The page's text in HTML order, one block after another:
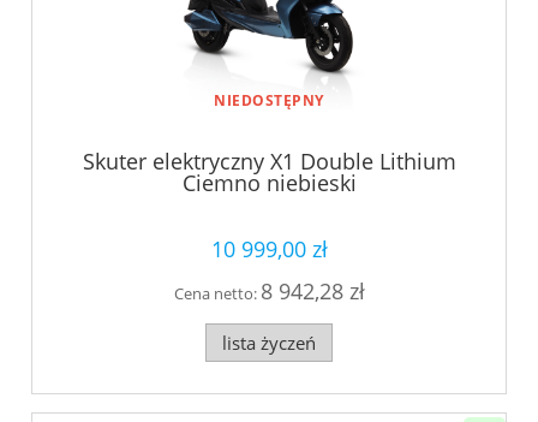
NIEDOSTĘPNY
Skuter elektryczny X1 Double Lithium
Ciemno niebieski
10 999,00 zł
Cena netto: 8 942,28 zł
lista życzeń